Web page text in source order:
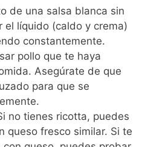
de una salsa blanca sin
el líquido (caldo y crema)
constantemente.
pollo que te haya
Asegúrate de que
para que se
no tienes ricotta, puedes
queso fresco similar. Si te